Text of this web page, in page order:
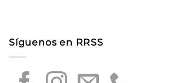
Síguenos en RRSS